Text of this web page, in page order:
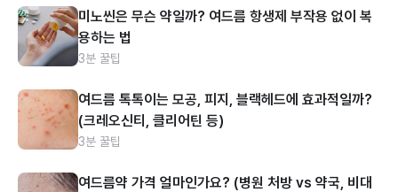
미노씬은 무슨 약일까? 여드름 항생제 부작용 없이 복
용하는 법
3분 꿀팁
여드름 톡톡이는 모공, 피지, 블랙헤드에 효과적일까?
(크레오신티, 클리어틴 등)
3분 꿀팁
여드름약 가격 얼마인가요? (병원 처방 vs 약국, 비대